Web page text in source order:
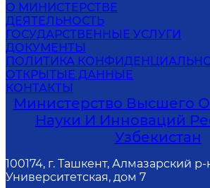
О МИНИСТЕРСТВЕ
ДЕЯТЕЛЬНОСТЬ
ГОСУДАРСТВЕННЫЕ УСЛУГИ
ДОКУМЕНТЫ
ПОЛИТИКА
ОТКРЫТЫЕ ДАННЫЕ
КОНТАКТЫ
Министерство Высшего
Науки И Инноваций
Узбекистан
100174, г. Ташкент, Алмазарский р-
Университетская, дом 7